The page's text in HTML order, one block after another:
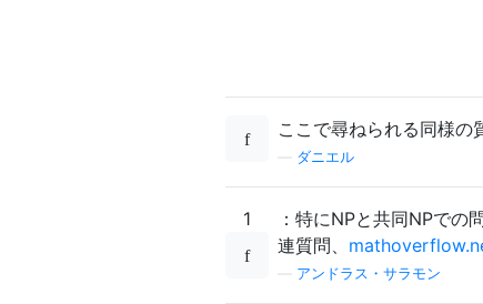
ここで尋ねられる同様の
ダニエル
1
：特にNPと共同NPでの
連質問、
アンドラス・サラモン